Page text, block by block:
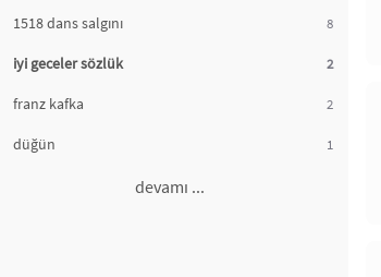
1518 dans salgını 8
iyi geceler sözlük 2
franz kafka 2
düğün 1
devamı ...